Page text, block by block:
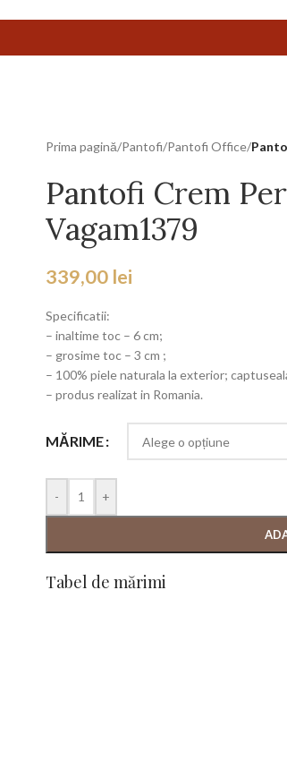
Prima pagină/Pantofi/Pantofi Office/
Pantofi Crem
Vagam1379
339,00 lei
Specificatii:
– inaltime toc – 6 cm;
– grosime toc – 3 cm ;
– 100% piele naturala la exterior;
– produs realizat in Romania.
MĂRIME
- +
Tabel de mărimi